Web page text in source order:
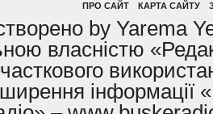
ПРО САЙТ КАРТА САЙТУ
by Yarema
власністю
інформації